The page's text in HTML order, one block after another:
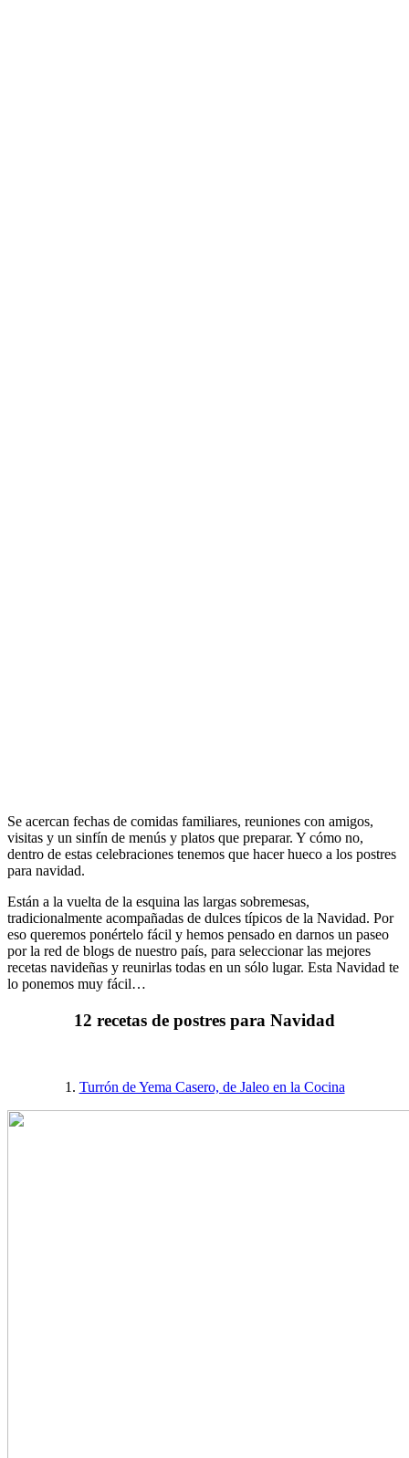
Se acercan fechas de comidas familiares, reuniones con amigos,
visitas y un sinfín de menús y platos que preparar. Y cómo no,
dentro de estas celebraciones tenemos que hacer hueco a los postres
para navidad.
Están a la vuelta de la esquina las largas sobremesas,
tradicionalmente acompañadas de dulces típicos de la Navidad. Por
eso queremos ponértelo fácil y hemos pensado en darnos un paseo
por la red de blogs de nuestro país, para seleccionar las mejores
recetas navideñas y reunirlas todas en un sólo lugar. Esta Navidad te
lo ponemos muy fácil…
12 recetas de postres para Navidad
1. Turrón de Yema Casero, de Jaleo en la Cocina